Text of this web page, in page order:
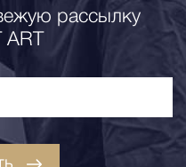
рассылку
ART